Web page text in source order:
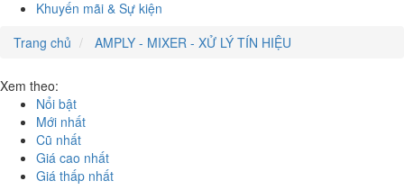
Khuyến mãi & Sự kiện
Trang chủ
AMPLY - MIXER - XỬ LÝ TÍN HIỆU
Xem theo:
Nổi bật
Mới nhất
Cũ nhất
Giá cao nhất
Giá thấp nhất